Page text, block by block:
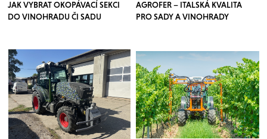
JAK VYBRAT OKOPÁVACÍ SEKCI
DO VINOHRADU ČI SADU
AGROFER – ITALSKÁ KVALITA
PRO SADY A VINOHRADY